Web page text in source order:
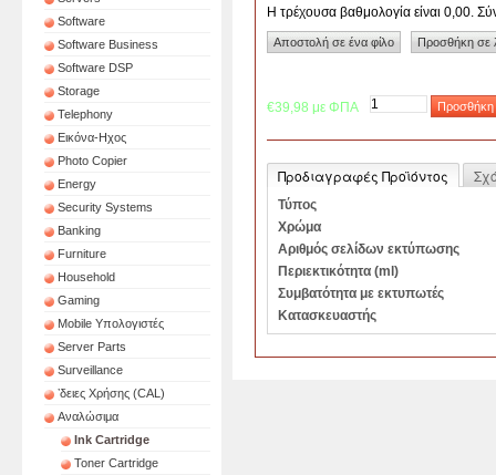
Software
Software Business
Software DSP
Storage
Telephony
Εικόνα-Ηχος
Photo Copier
Energy
Security Systems
Banking
Furniture
Household
Gaming
Mobile Υπολογιστές
Server Parts
Surveillance
ʼδειες Χρήσης (CAL)
Αναλώσιμα
Ink Cartridge
Toner Cartridge
Η τρέχουσα βαθμολογία είναι 0,00.
€39,98 με ΦΠΑ
Προδιαγραφές Προϊόντος
Τύπος
Χρώμα
Αριθμός σελίδων εκτύπωσης
Περιεκτικότητα (ml)
Συμβατότητα με εκτυπωτές
Κατασκευαστής